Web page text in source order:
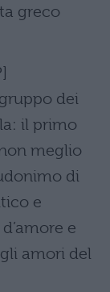
greco
dei
il primo
meglio
di
e
e
amori del